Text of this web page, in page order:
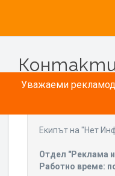
Уважаеми
Eкипът на "Нет
Отдел "Реклама
Работно време: